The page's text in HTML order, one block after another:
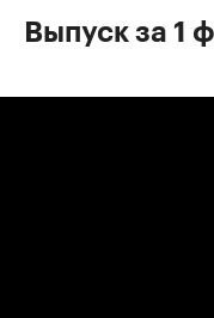
Выпуск за 1